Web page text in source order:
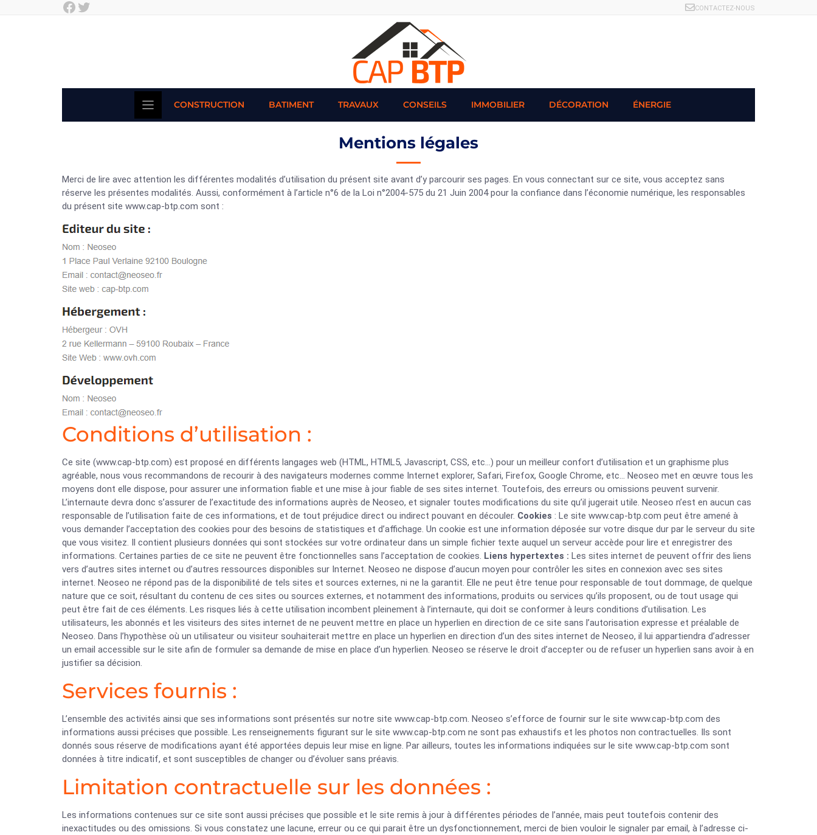
Facebook Twitter CONTACTEZ-NOUS
CONSTRUCTION BATIMENT TRAVAUX CONSEILS IMMOBILIER DÉCORATION ÉNERGIE
Mentions légales
Merci de lire avec attention les différentes modalités d’utilisation du présent site avant d’y parcourir ses pages. En vous connectant sur ce site, vous acceptez sans
réserve les présentes modalités. Aussi, conformément à l’article n°6 de la Loi n°2004-575 du 21 Juin 2004 pour la confiance dans l’économie numérique, les responsables
du présent site www.cap-btp.com sont :
Conditions d’utilisation :
Ce site (www.cap-btp.com) est proposé en différents langages web (HTML, HTML5, Javascript, CSS, etc…) pour un meilleur confort d’utilisation et un graphisme plus
agréable, nous vous recommandons de recourir à des navigateurs modernes comme Internet explorer, Safari, Firefox, Google Chrome, etc… Neoseo met en œuvre tous les
moyens dont elle dispose, pour assurer une information fiable et une mise à jour fiable de ses sites internet. Toutefois, des erreurs ou omissions peuvent survenir.
L’internaute devra donc s’assurer de l’exactitude des informations auprès de Neoseo, et signaler toutes modifications du site qu’il jugerait utile. Neoseo n’est en aucun cas
responsable de l’utilisation faite de ces informations, et de tout préjudice direct ou indirect pouvant en découler. Cookies : Le site www.cap-btp.com peut être amené à
vous demander l’acceptation des cookies pour des besoins de statistiques et d’affichage. Un cookie est une information déposée sur votre disque dur par le serveur du site
que vous visitez. Il contient plusieurs données qui sont stockées sur votre ordinateur dans un simple fichier texte auquel un serveur accède pour lire et enregistrer des
informations. Certaines parties de ce site ne peuvent être fonctionnelles sans l’acceptation de cookies. Liens hypertextes : Les sites internet de peuvent offrir des liens
vers d’autres sites internet ou d’autres ressources disponibles sur Internet. Neoseo ne dispose d’aucun moyen pour contrôler les sites en connexion avec ses sites
internet. Neoseo ne répond pas de la disponibilité de tels sites et sources externes, ni ne la garantit. Elle ne peut être tenue pour responsable de tout dommage, de quelque
nature que ce soit, résultant du contenu de ces sites ou sources externes, et notamment des informations, produits ou services qu’ils proposent, ou de tout usage qui
peut être fait de ces éléments. Les risques liés à cette utilisation incombent pleinement à l’internaute, qui doit se conformer à leurs conditions d’utilisation. Les
utilisateurs, les abonnés et les visiteurs des sites internet de ne peuvent mettre en place un hyperlien en direction de ce site sans l’autorisation expresse et préalable de
Neoseo. Dans l’hypothèse où un utilisateur ou visiteur souhaiterait mettre en place un hyperlien en direction d’un des sites internet de Neoseo, il lui appartiendra d’adresser
un email accessible sur le site afin de formuler sa demande de mise en place d’un hyperlien. Neoseo se réserve le droit d’accepter ou de refuser un hyperlien sans avoir à en
justifier sa décision.
Services fournis :
L’ensemble des activités ainsi que ses informations sont présentés sur notre site www.cap-btp.com. Neoseo s’efforce de fournir sur le site www.cap-btp.com des
informations aussi précises que possible. Les renseignements figurant sur le site www.cap-btp.com ne sont pas exhaustifs et les photos non contractuelles. Ils sont
donnés sous réserve de modifications ayant été apportées depuis leur mise en ligne. Par ailleurs, toutes les informations indiquées sur le site www.cap-btp.com sont
données à titre indicatif, et sont susceptibles de changer ou d’évoluer sans préavis.
Limitation contractuelle sur les données :
Les informations contenues sur ce site sont aussi précises que possible et le site remis à jour à différentes périodes de l’année, mais peut toutefois contenir des
inexactitudes ou des omissions. Si vous constatez une lacune, erreur ou ce qui parait être un dysfonctionnement, merci de bien vouloir le signaler par email, à l’adresse ci-